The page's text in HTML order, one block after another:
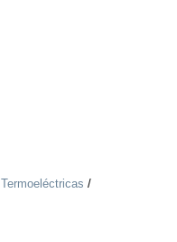
Termoeléctricas /